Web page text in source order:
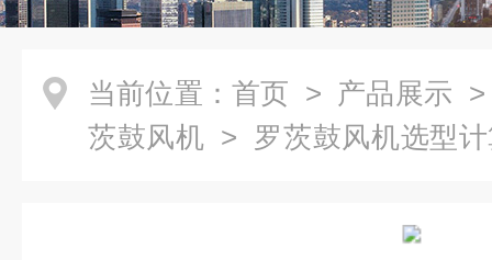
当前位置： 首页 > 产品展示
茨鼓风机 > 罗茨鼓风机选型